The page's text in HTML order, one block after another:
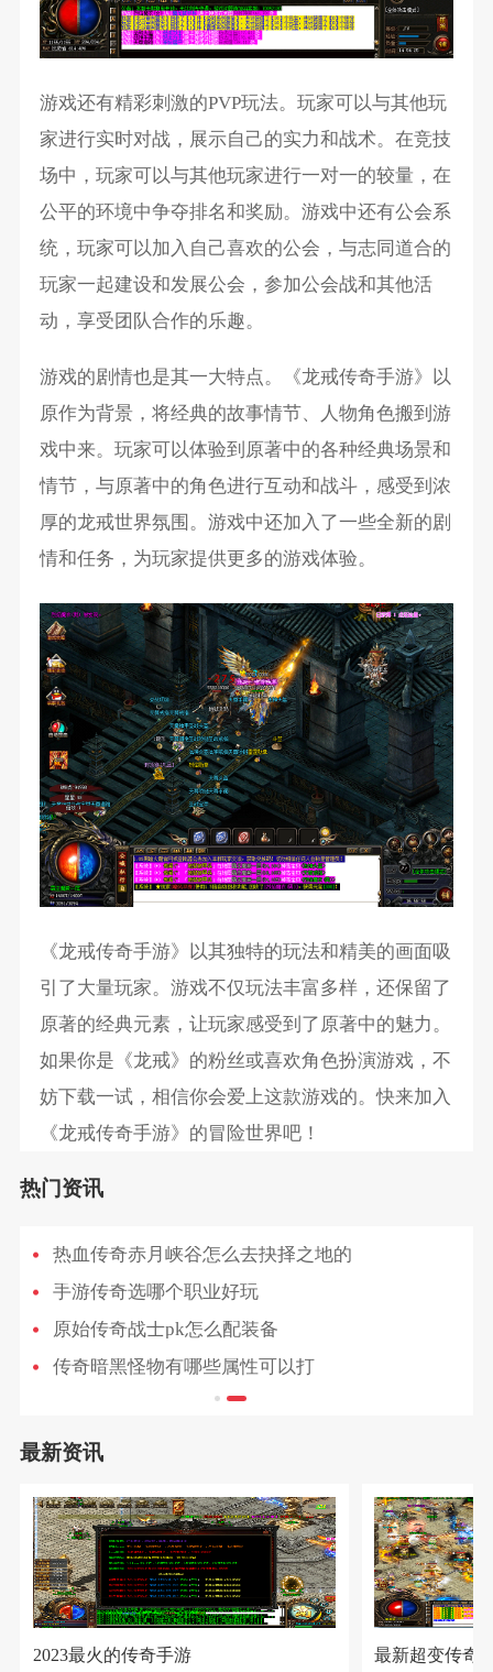
游戏还有精彩刺激的PVP玩法。玩家可以与其他玩
家进行实时对战，展示自己的实力和战术。在竞技
场中，玩家可以与其他玩家进行一对一的较量，在
公平的环境中争夺排名和奖励。游戏中还有公会系
统，玩家可以加入自己喜欢的公会，与志同道合的
玩家一起建设和发展公会，参加公会战和其他活
动，享受团队合作的乐趣。
游戏的剧情也是其一大特点。《龙戒传奇手游》以
原作为背景，将经典的故事情节、人物角色搬到游
戏中来。玩家可以体验到原著中的各种经典场景和
情节，与原著中的角色进行互动和战斗，感受到浓
厚的龙戒世界氛围。游戏中还加入了一些全新的剧
情和任务，为玩家提供更多的游戏体验。
《龙戒传奇手游》以其独特的玩法和精美的画面吸
引了大量玩家。游戏不仅玩法丰富多样，还保留了
原著的经典元素，让玩家感受到了原著中的魅力。
如果你是《龙戒》的粉丝或喜欢角色扮演游戏，不
妨下载一试，相信你会爱上这款游戏的。快来加入
《龙戒传奇手游》的冒险世界吧！
热门资讯
热血传奇赤月峡谷怎么去抉择之地的
手游传奇选哪个职业好玩
原始传奇战士pk怎么配装备
传奇暗黑怪物有哪些属性可以打
最新资讯
2023最火的传奇手游 最新超变传奇